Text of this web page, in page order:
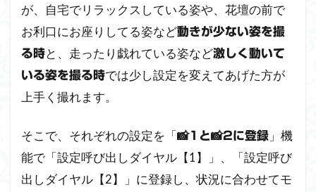
定
4.2
【2】：
走って
ど動き
い「ア
クショ
ン用」
設定
が、自宅でリラックスしている姿や、花壇の前で
お利口にお座りしてる姿など動きが少ない姿を撮
る時と、走ったり戯れている姿など激しく動いて
いる姿を撮る時では少し設定を変えてあげた方が
上手く撮れます。
そこで、それぞれの設定を「📸1と📸2に登録 」機
能で「設定呼び出しダイヤル【1】」、「設定呼び
出しダイヤル【2】」に登録し、状況に合わせてモ